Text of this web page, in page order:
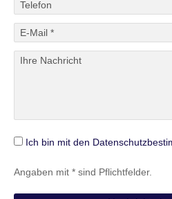
Ich bin mit den
Angaben mit * sind Pflichtfelder.